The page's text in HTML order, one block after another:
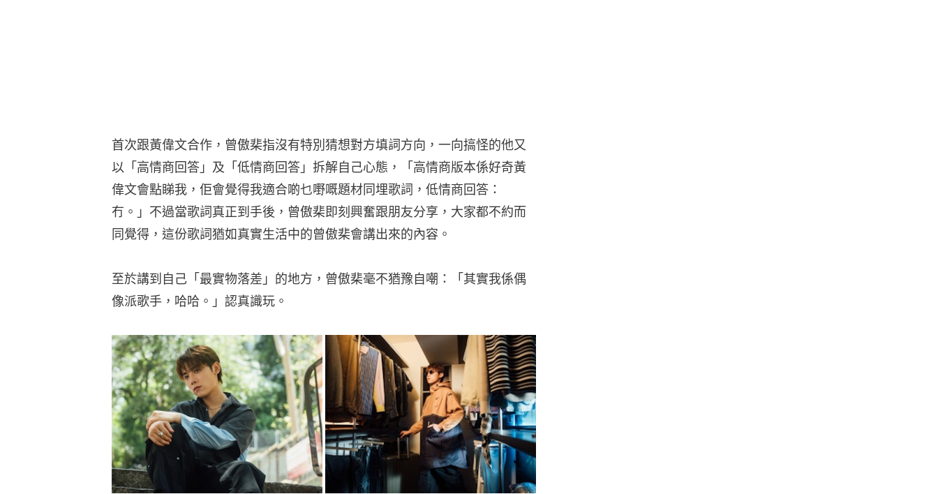
首次跟黃偉文合作，曾傲棐指沒有特別猜想對方填詞方向，一向搞怪的他又
以「高情商回答」及「低情商回答」拆解自己心態，「高情商版本係好奇黃
偉文會點睇我，佢會覺得我適合啲乜嘢嘅題材同埋歌詞，低情商回答：
冇。」不過當歌詞真正到手後，曾傲棐即刻興奮跟朋友分享，大家都不約而
同覺得，這份歌詞猶如真實生活中的曾傲棐會講出來的內容。
至於講到自己「最實物落差」的地方，曾傲棐毫不猶豫自嘲：「其實我係偶
像派歌手，哈哈。」認真識玩。